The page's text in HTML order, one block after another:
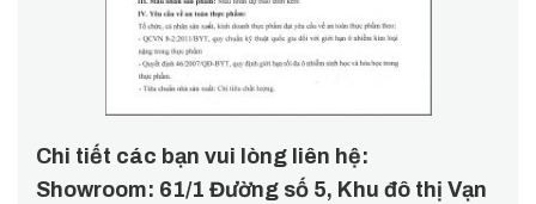
Chi tiết các bạn vui lòng liên hệ:
Showroom: 61/1 Đường số 5, Khu đô thị Vạn